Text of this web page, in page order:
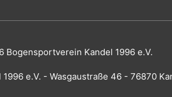
Bogensportverein Kandel 1996 e.V.
e.V. - Wasgaustraße 46 - 76870